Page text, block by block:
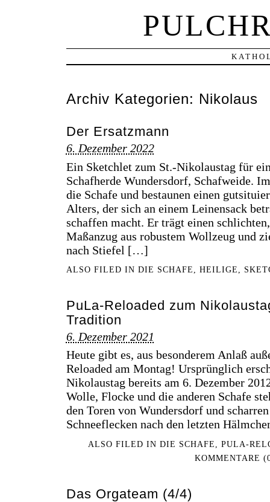
Archiv Kategorien: Nikolaus
Der Ersatzmann
6. Dezember 2022
Ein Sketchlet zum St.-Nikolaustag für
Schafherde Wundersdorf, Schafweide.
die Schafe und bestaunen einen
Alters, der sich an einem Leinensack
schaffen macht. Er trägt einen
Maßanzug aus robustem Wollzeug und
nach Stiefel […]
ALSO FILED IN DIE SCHAFE HEILIGE
PuLa-Reloaded zum
Tradition
6. Dezember 2021
Heute gibt es, aus besonderem Anlaß
Reloaded am Montag! Ursprünglich
Nikolaustag bereits am 6. Dezember
Wolle, Flocke und die anderen Schafe
den Toren von Wundersdorf und
Schneeflecken nach den letzten
ALSO FILED IN DIE SCHAFE
PULA-
KOMMENTARE
Das Orgateam (4/4)